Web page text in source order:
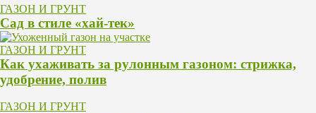
ГАЗОН И ГРУНТ
Сад в стиле «хай-тек»
ГАЗОН И ГРУНТ
Как ухаживать за рулонным газоном: стрижка,
удобрение, полив
ГАЗОН И ГРУНТ